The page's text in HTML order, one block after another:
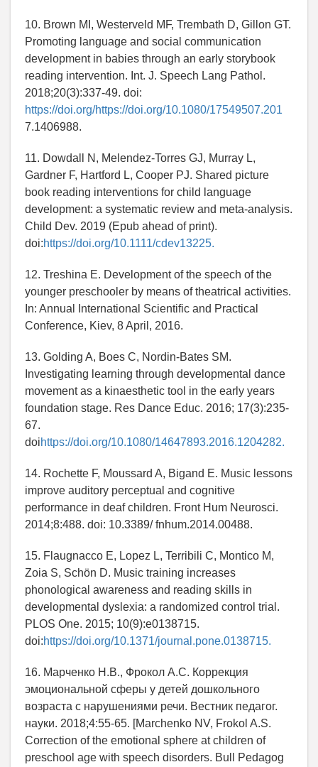
10. Brown MI, Westerveld MF, Trembath D, Gillon GT.
Promoting language and social communication
development in babies through an early storybook
reading intervention. Int. J. Speech Lang Pathol.
2018;20(3):337-49. doi:
https://doi.org/https://doi.org/10.1080/17549507.201
7.1406988.
11. Dowdall N, Melendez-Torres GJ, Murray L,
Gardner F, Hartford L, Cooper PJ. Shared picture
book reading interventions for child language
development: a systematic review and meta-analysis.
Child Dev. 2019 (Epub ahead of print).
doi:https://doi.org/10.1111/cdev13225.
12. Treshina E. Development of the speech of the
younger preschooler by means of theatrical activities.
In: Annual International Scientific and Practical
Conference, Kiev, 8 April, 2016.
13. Golding A, Boes C, Nordin-Bates SM.
Investigating learning through developmental dance
movement as a kinaesthetic tool in the early years
foundation stage. Res Dance Educ. 2016; 17(3):235-
67.
doihttps://doi.org/10.1080/14647893.2016.1204282.
14. Rochette F, Moussard A, Bigand E. Music lessons
improve auditory perceptual and cognitive
performance in deaf children. Front Hum Neurosci.
2014;8:488. doi: 10.3389/ fnhum.2014.00488.
15. Flaugnacco E, Lopez L, Terribili C, Montico M,
Zoia S, Schön D. Music training increases
phonological awareness and reading skills in
developmental dyslexia: a randomized control trial.
PLOS One. 2015; 10(9):e0138715.
doi:https://doi.org/10.1371/journal.pone.0138715.
16. Марченко Н.В., Фрокол А.С. Коррекция
эмоциональной сферы у детей дошкольного
возраста с нарушениями речи. Вестник педагог.
науки. 2018;4:55-65. [Marchenko NV, Frokol A.S.
Correction of the emotional sphere at children of
preschool age with speech disorders. Bull Pedagog